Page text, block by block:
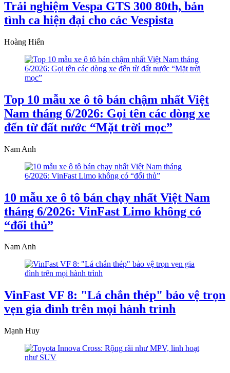
Trải nghiệm Vespa GTS 300 80th, bản
tình ca hiện đại cho các Vespista
Hoàng Hiển
Top 10 mẫu xe ô tô bán chậm nhất Việt
Nam tháng 6/2026: Gọi tên các dòng xe
đến từ đất nước “Mặt trời mọc”
Nam Anh
10 mẫu xe ô tô bán chạy nhất Việt Nam
tháng 6/2026: VinFast Limo không có
“đối thủ”
Nam Anh
VinFast VF 8: "Lá chắn thép" bảo vệ trọn
vẹn gia đình trên mọi hành trình
Mạnh Huy